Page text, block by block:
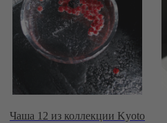
Чаша 12 из коллекции Kyoto